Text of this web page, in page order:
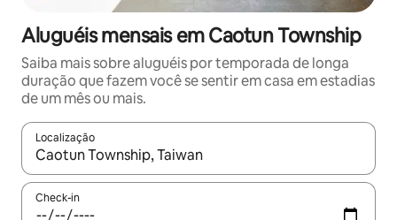
Aluguéis mensais em Caotun Township
Saiba mais sobre aluguéis por temporada de longa
duração que fazem você se sentir em casa em estadias
de um mês ou mais.
Localização
Quando os resultados estiverem disponíveis, explore-os
Check-in